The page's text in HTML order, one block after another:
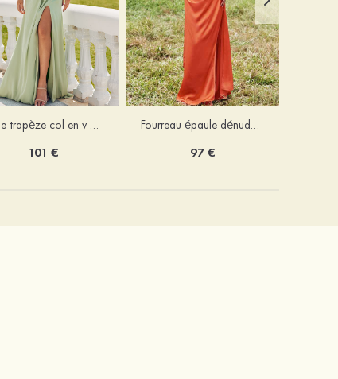
Robe trapèze col en v mousseline ras du sol robe de demoiselle d'honneur
101 €
Fourreau épaule dénudée satin extensible ras du sol robe de demoiselle d'honneur
97 €